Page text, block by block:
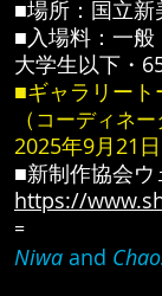
■場所：国立
■入場料：一
大学生以下・
■ギャラリー
（ コーディネー
2025年9月21
■新制作協会ウ
https://
=
Niwa and